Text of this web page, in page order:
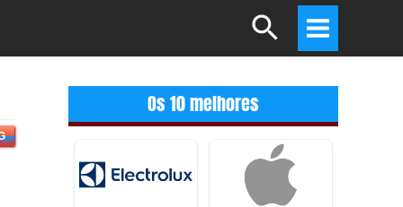
Search
Main
Menu
Os 10 melhores